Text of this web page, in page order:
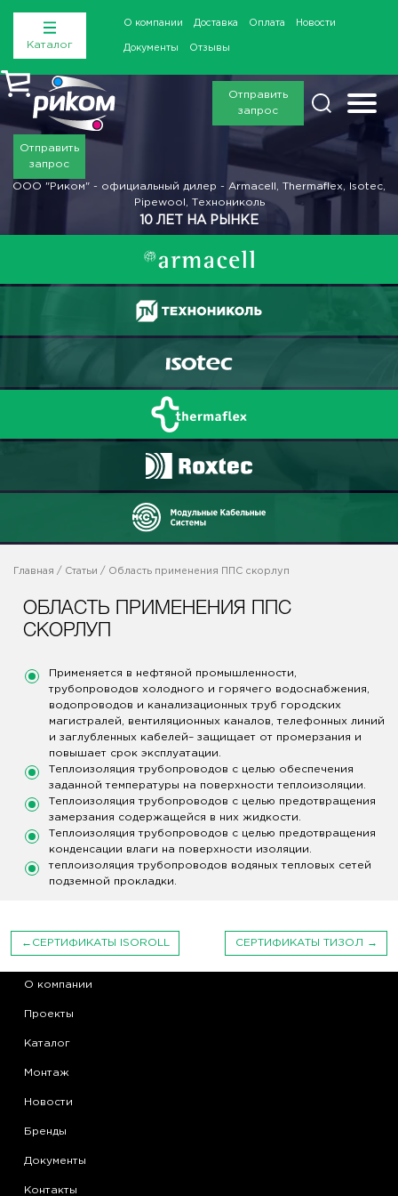
Каталог
О компании Доставка Оплата Новости
Документы Отзывы
Отправить
запрос
Отправить
запрос
ООО "Риком" - официальный дилер - Armacell, Thermaflex, Isotec,
Pipewool, Технониколь
10 ЛЕТ НА РЫНКЕ
Главная / Статьи / Область применения ППС скорлуп
ОБЛАСТЬ ПРИМЕНЕНИЯ ППС
СКОРЛУП
Применяется в нефтяной промыш­ленности,
трубопроводов холодного и горячего водоснабжения,
водопроводов и канализационных труб городских
магистралей, вентиляци­онных каналов, телефонных линий
и заглуб­ленных кабелей– защищает от промерзания и
повышает срок эксплуатации.
Теплоизоляция трубопроводов с целью обеспечения
заданной температуры на поверхности теплоизоляции.
Теплоизоляция трубопроводов с целью предотвращения
замерзания содержащейся в них жидкости.
Теплоизоляция трубопроводов с целью предотвращения
конденсации влаги на поверхности изоляции.
теплоизоляция трубопроводов водяных тепловых сетей
подземной прокладки.
Навигация
по
СЕРТИФИКАТЫ ISOROLL СЕРТИФИКАТЫ ТИЗОЛ
О компании
Проекты
Каталог
Монтаж
Новости
Бренды
Документы
Контакты